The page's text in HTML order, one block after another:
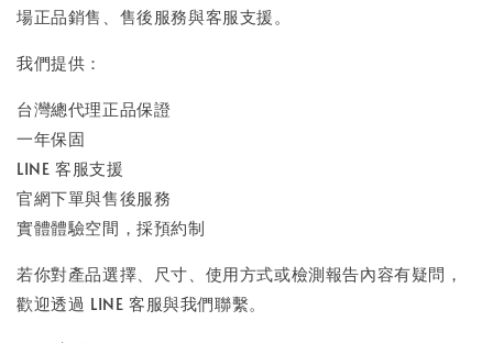
場正品銷售、售後服務與客服支援。
我們提供：
台灣總代理正品保證
一年保固
LINE 客服支援
官網下單與售後服務
實體體驗空間，採預約制
若你對產品選擇、尺寸、使用方式或檢測報告內容有疑問，
歡迎透過 LINE 客服與我們聯繫。